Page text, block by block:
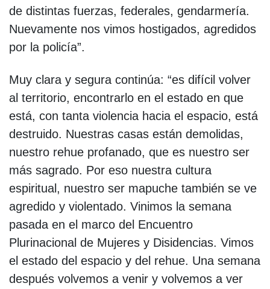
de distintas fuerzas, federales, gendarmería.
Nuevamente nos vimos hostigados, agredidos
por la policía”.
Muy clara y segura continúa: “es difícil volver
al territorio, encontrarlo en el estado en que
está, con tanta violencia hacia el espacio, está
destruido. Nuestras casas están demolidas,
nuestro rehue profanado, que es nuestro ser
más sagrado. Por eso nuestra cultura
espiritual, nuestro ser mapuche también se ve
agredido y violentado. Vinimos la semana
pasada en el marco del Encuentro
Plurinacional de Mujeres y Disidencias. Vimos
el estado del espacio y del rehue. Una semana
después volvemos a venir y volvemos a ver